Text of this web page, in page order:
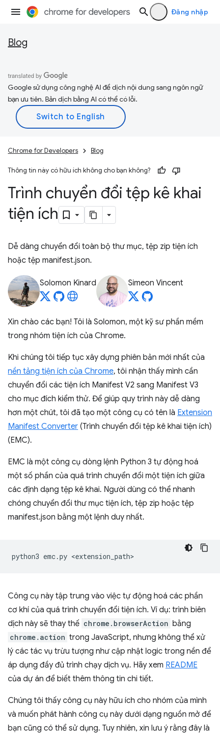
Đăng nhập
Blog
Google sử dụng công nghệ AI để dịch nội dung sang ngôn ngữ
bạn ưu tiên. Bản dịch bằng AI có thể có lỗi.
Chrome for Developers Blog
Thông tin này có hữu ích không cho bạn không?
Trình chuyển đổi tệp kê khai
tiện ích
Dễ dàng chuyển đổi toàn bộ thư mục, tệp zip tiện ích
hoặc tệp manifest.json.
Solomon Kinard Simeon Vincent
Xin chào các bạn! Tôi là Solomon, một kỹ sư phần mềm
trong nhóm tiện ích của Chrome.
Khi chúng tôi tiếp tục xây dựng phiên bản mới nhất của
nền tảng tiện ích của Chrome, tôi nhận thấy mình cần
chuyển đổi các tiện ích Manifest V2 sang Manifest V3
cho mục đích kiểm thử. Để giúp quy trình này dễ dàng
hơn một chút, tôi đã tạo một công cụ có tên là Extension
Manifest Converter (Trình chuyển đổi tệp kê khai tiện ích)
(EMC).
EMC là một công cụ dòng lệnh Python 3 tự động hoá
một số phần của quá trình chuyển đổi một tiện ích giữa
các định dạng tệp kê khai. Người dùng có thể nhanh
chóng chuyển đổi thư mục tiện ích, tệp zip hoặc tệp
manifest.json bằng một lệnh duy nhất.
python3 emc.py
Công cụ này tập trung vào việc tự động hoá các phần
cơ khí của quá trình chuyển đổi tiện ích. Ví dụ: trình biên
dịch này sẽ thay thế chrome.browserAction bằng
chrome.action trong JavaScript, nhưng không thể xử
lý các tác vụ trừu tượng như cập nhật logic trong nền để
áp dụng đầy đủ trình chạy dịch vụ. Hãy xem README
của dự án để biết thêm thông tin chi tiết.
Chúng tôi thấy công cụ này hữu ích cho nhóm của mình
và muốn phát hành công cụ này dưới dạng nguồn mở để
bạn cũng có thể sử dụng. Tuy nhiên, xin lưu ý rằng đây là